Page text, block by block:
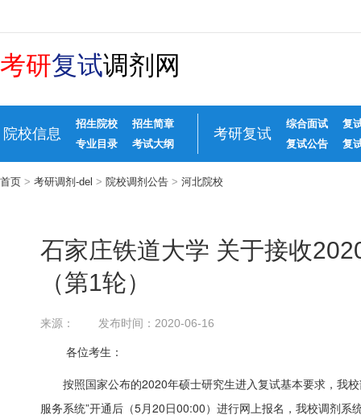
考研复试调剂网
院校信息
招生院校
招生简章
专业目录
考试大纲
考研复试
综合面试
复
复试公告
复
首页 > 考研调剂-del > 院校调剂公告 > 河北院校
石家庄铁道大学 关于接收
（第1轮）
来源： 发布时间：2020-06-16
各位考生：
按照国家公布的2020年硕士研究生进入复试基本要求，我
服务系统”开通后（5月20日00:00）进行网上报名，我校调剂